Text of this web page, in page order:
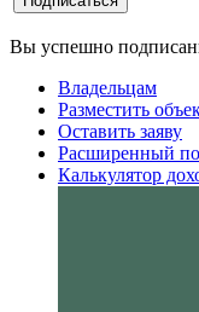
Вы успешно
Владельцам
Разместить
Оставить заяву
Расширенный
Калькулятор